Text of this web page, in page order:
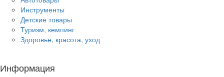
Инструменты
Детские товары
Туризм, кемпинг
Здоровье, красота, уход
Информация